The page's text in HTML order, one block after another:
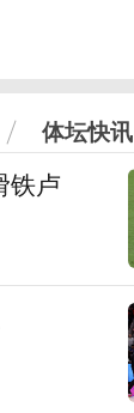
体坛快讯
铁卢